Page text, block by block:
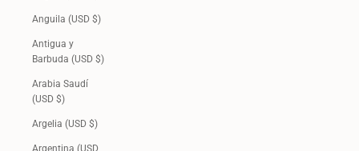
Anguila (USD $)
Antigua y
Barbuda (USD $)
Arabia Saudí
(USD $)
Argelia (USD $)
Argentina (USD